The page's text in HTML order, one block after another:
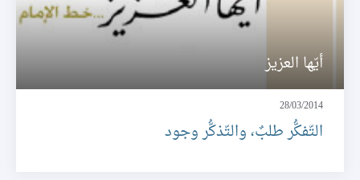
أيّها العزيز
28/03/2014
التّفكُّر طلبٌ، والتّذكُّر وجود